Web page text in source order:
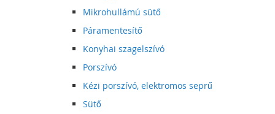
Mikrohullámú sütő
Páramentesítő
Konyhai szagelszívó
Porszívó
Kézi porszívó, elektromos seprű
Sütő